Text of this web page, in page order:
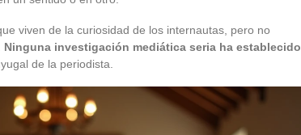
viven de la curiosidad de los internautas, pero no
Ninguna investigación mediática seria ha establecido
de la periodista.